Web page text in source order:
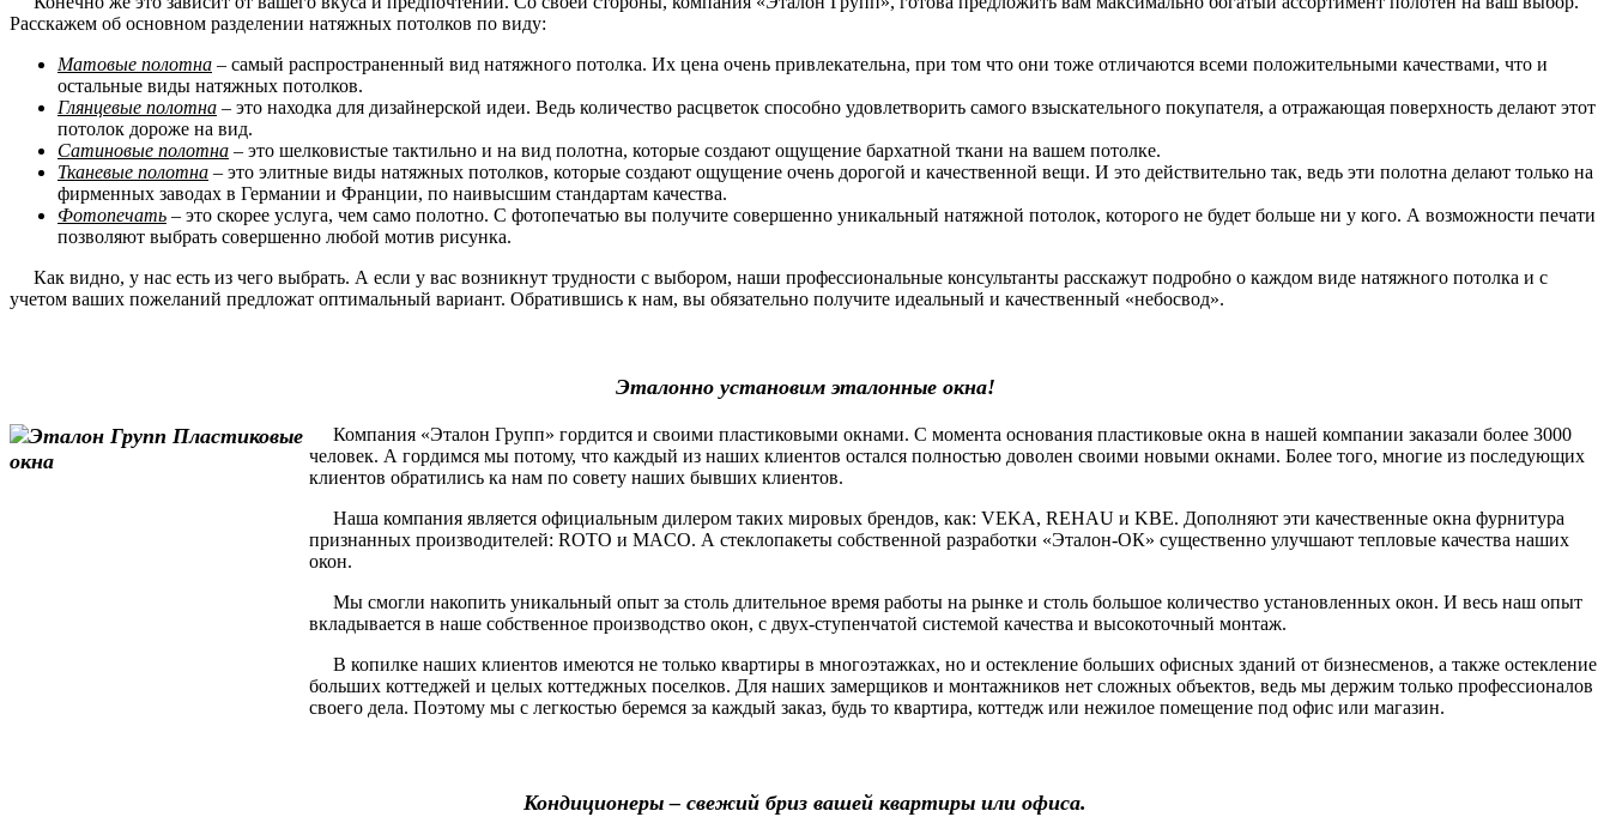
Расскажем об основном разделении натяжных потолков по виду:
Матовые полотна – самый распространенный вид натяжного потолка. Их цена очень привлекательна, при том что они тоже отличаются всеми положительными качествами, что и
остальные виды натяжных потолков.
Глянцевые полотна – это находка для дизайнерской идеи. Ведь количество расцветок способно удовлетворить самого взыскательного покупателя, а отражающая поверхность делают этот
потолок дороже на вид.
Сатиновые полотна – это шелковистые тактильно и на вид полотна, которые создают ощущение бархатной ткани на вашем потолке.
Тканевые полотна – это элитные виды натяжных потолков, которые создают ощущение очень дорогой и качественной вещи. И это действительно так, ведь эти полотна делают только на
фирменных заводах в Германии и Франции, по наивысшим стандартам качества.
Фотопечать – это скорее услуга, чем само полотно. С фотопечатью вы получите совершенно уникальный натяжной потолок, которого не будет больше ни у кого. А возможности печати
позволяют выбрать совершенно любой мотив рисунка.
Как видно, у нас есть из чего выбрать. А если у вас возникнут трудности с выбором, наши профессиональные консультанты расскажут подробно о каждом виде натяжного потолка и с
учетом ваших пожеланий предложат оптимальный вариант. Обратившись к нам, вы обязательно получите идеальный и качественный «небосвод».
Эталонно установим эталонные окна!
Компания «Эталон Групп» гордится и своими пластиковыми окнами. С момента основания пластиковые окна в нашей компании заказали более 3000
человек. А гордимся мы потому, что каждый из наших клиентов остался полностью доволен своими новыми окнами. Более того, многие из последующих
клиентов обратились ка нам по совету наших бывших клиентов.
Наша компания является официальным дилером таких мировых брендов, как: VEKA, REHAU и KBE. Дополняют эти качественные окна фурнитура
признанных производителей: ROTO и MACO. А стеклопакеты собственной разработки «Эталон-ОК» существенно улучшают тепловые качества наших
окон.
Мы смогли накопить уникальный опыт за столь длительное время работы на рынке и столь большое количество установленных окон. И весь наш опыт
вкладывается в наше собственное производство окон, с двух-ступенчатой системой качества и высокоточный монтаж.
В копилке наших клиентов имеются не только квартиры в многоэтажках, но и остекление больших офисных зданий от бизнесменов, а также остекление
больших коттеджей и целых коттеджных поселков. Для наших замерщиков и монтажников нет сложных объектов, ведь мы держим только профессионалов
своего дела. Поэтому мы с легкостью беремся за каждый заказ, будь то квартира, коттедж или нежилое помещение под офис или магазин.
Кондиционеры – свежий бриз вашей квартиры или офиса.